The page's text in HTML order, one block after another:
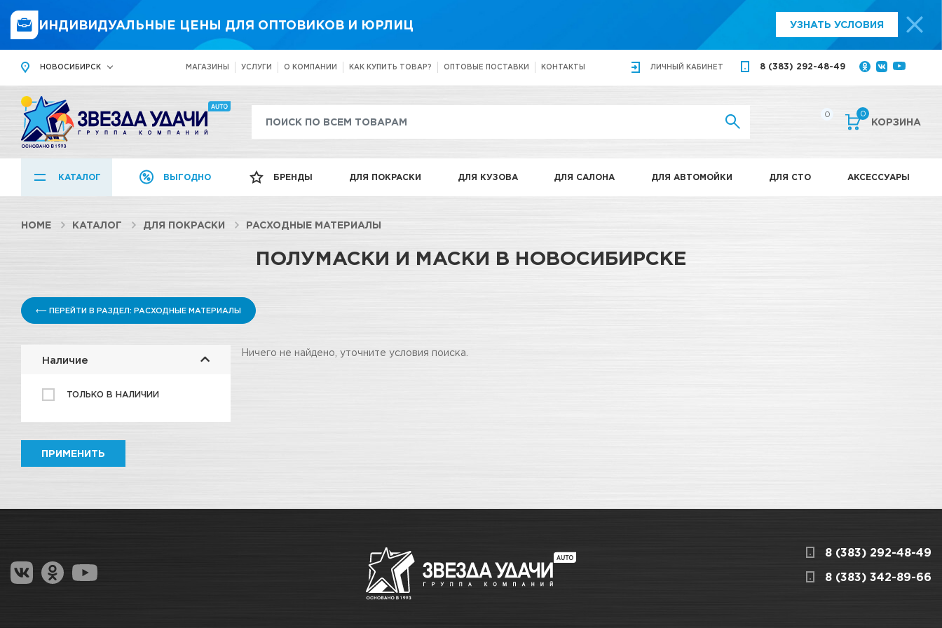
ИНДИВИДУАЛЬНЫЕ ЦЕНЫ ДЛЯ ОПТОВИКОВ И ЮРЛИЦ УЗНАТЬ УСЛОВИЯ
НОВОСИБИРСК МАГАЗИНЫ УСЛУГИ О КОМПАНИИ КАК КУПИТЬ ТОВАР? ОПТОВЫЕ ПОСТАВКИ КОНТАКТЫ ЛИЧНЫЙ КАБИНЕТ 8 (383) 292-48-49
0 0
КОРЗИНА
КАТАЛОГ ВЫГОДНО БРЕНДЫ ДЛЯ ПОКРАСКИ ДЛЯ КУЗОВА ДЛЯ САЛОНА ДЛЯ АВТОМОЙКИ ДЛЯ СТО АКСЕССУАРЫ
HOME КАТАЛОГ ДЛЯ ПОКРАСКИ РАСХОДНЫЕ МАТЕРИАЛЫ
ПОЛУМАСКИ И МАСКИ В НОВОСИБИРСКЕ
⟵ ПЕРЕЙТИ В РАЗДЕЛ: РАСХОДНЫЕ МАТЕРИАЛЫ
Наличие
ТОЛЬКО В НАЛИЧИИ
ПРИМЕНИТЬ
Ничего не найдено, уточните условия поиска.
8 (383) 292-48-49
8 (383) 342-89-66